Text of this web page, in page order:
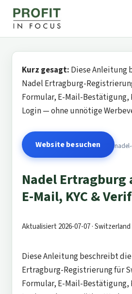
Kurz gesagt: Diese Anleitung
Nadel Ertragburg-
Formular, E-Mail-Bestätigung,
Login — ohne unnötige
Website besuchen
Nadel Ertragburg
E-Mail, KYC &
Aktualisiert 2026-07-07 · Switzerland
Diese Anleitung beschreibt
Ertragburg-Registrierung für
Formular, E-Mail-Bestätigung,